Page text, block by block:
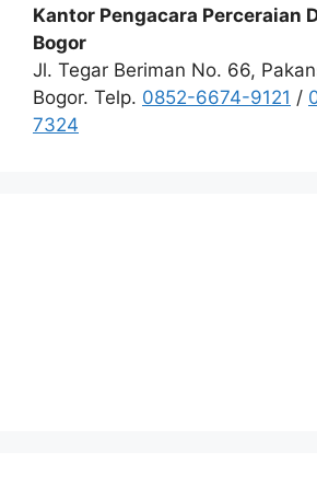
Kantor Pengacara Perceraian
Bogor
Jl. Tegar Beriman No. 66,
Bogor. Telp. 0852-6674-9121 /
7324